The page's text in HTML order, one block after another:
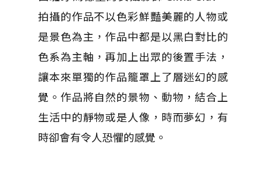
拍攝的作品不以色彩鮮豔美麗的人物或
是景色為主，作品中都是以黑白對比的
色系為主軸，再加上出眾的後置手法，
讓本來單獨的作品籠罩上了層迷幻的感
覺。作品將自然的景物、動物，結合上
生活中的靜物或是人像，時而夢幻，有
時卻會有令人恐懼的感覺。